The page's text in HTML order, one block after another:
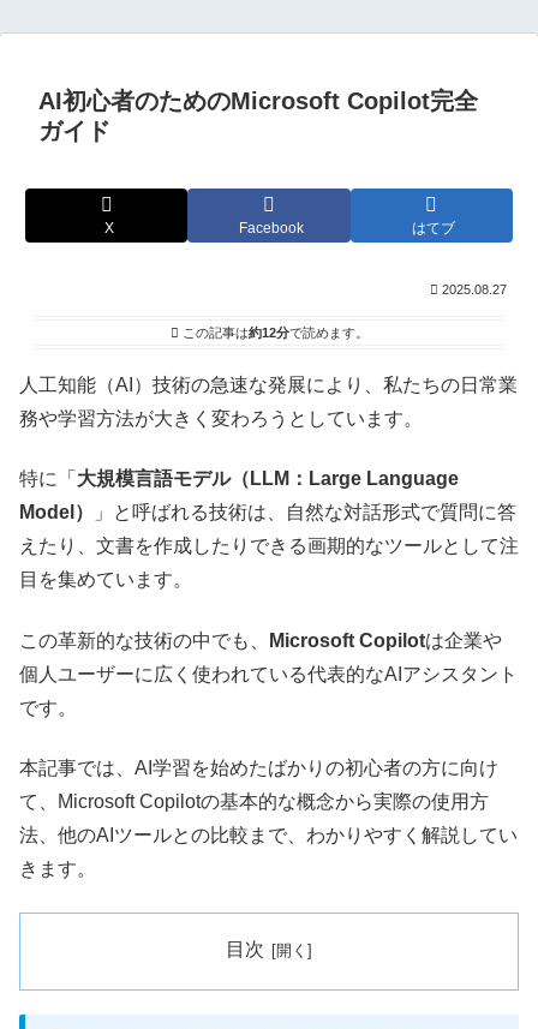
AI初心者のためのMicrosoft Copilot完全
ガイド
X Facebook はてブ
2025.08.27
この記事は約12分で読めます。
人工知能（AI）技術の急速な発展により、私たちの日常業
務や学習方法が大きく変わろうとしています。
特に「 大規模言語モデル（LLM：Large Language
Model）
」と呼ばれる技術は、自然な対話形式で質問に答
えたり、文書を作成したりできる画期的なツールとして注
目を集めています。
この革新的な技術の中でも、 Microsoft Copilotは企業や
個人ユーザーに広く使われている代表的なAIアシスタント
です。
本記事では、AI学習を始めたばかりの初心者の方に向け
て、Microsoft Copilotの基本的な概念から実際の使用方
法、他のAIツールとの比較まで、わかりやすく解説してい
きます。
目次